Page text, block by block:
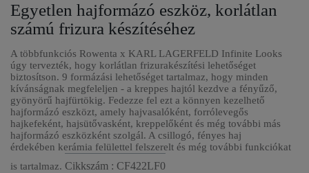
Egyetlen hajformázó eszköz, korlátlan
számú frizura készítéséhez
A többfunkciós Rowenta x KARL LAGERFELD Infinite Looks
úgy tervezték, hogy korlátlan frizurakészítési lehetőséget
biztosítson. 9 formázási lehetőséget tartalmaz, hogy minden
kívánságnak megfeleljen - a kreppes hajtól kezdve a fényűző,
gyönyörű hajfürtökig. Fedezze fel ezt a könnyen kezelhető
hajformázó eszközt, amely hajvasalóként, forrólevegős
hajkefeként, hajsütővasként, kreppelőként és még további más
hajformázó eszközként szolgál. A csillogó, fényes haj
érdekében kerámia felülettel felszerelt és még további funkciókat
is tartalmaz. Cikkszám : CF422LF0